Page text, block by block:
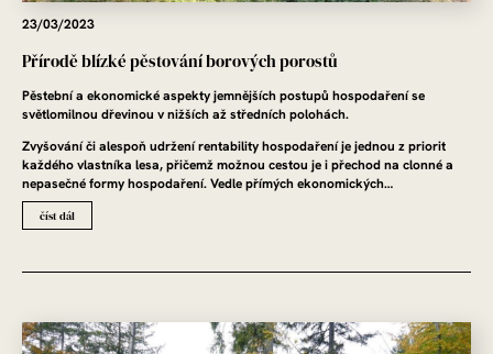
23/03/2023
Přírodě blízké pěstování borových porostů
Pěstební a ekonomické aspekty jemnějších postupů hospodaření se
světlomilnou dřevinou v nižších až středních polohách.
Zvyšování či alespoň udržení rentability hospodaření je jednou z priorit
každého vlastníka lesa, přičemž možnou cestou je i přechod na clonné a
nepasečné formy hospodaření. Vedle přímých ekonomických…
číst dál